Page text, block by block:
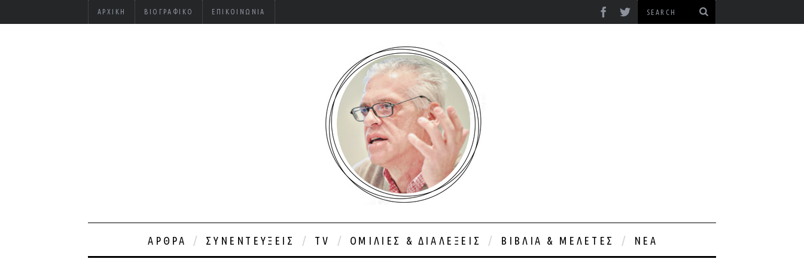
ΑΡΧΙΚΉ ΒΙΟΓΡΑΦΙΚΌ ΕΠΙΚΟΙΝΩΝΊΑ
ΆΡΘΡΑ ΣΥΝΕΝΤΕΎΞΕΙΣ TV ΟΜΙΛΊΕΣ & ΔΙΑΛΈΞΕΙΣ ΒΙΒΛΊΑ & ΜΕΛΈΤΕΣ ΝΈΑ